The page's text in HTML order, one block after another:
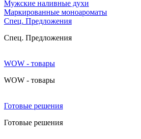
Мужские наливные духи
Маркированные моноароматы
Cпец. Предложения
Cпец. Предложения
WOW - товары
WOW - товары
Готовые решения
Готовые решения